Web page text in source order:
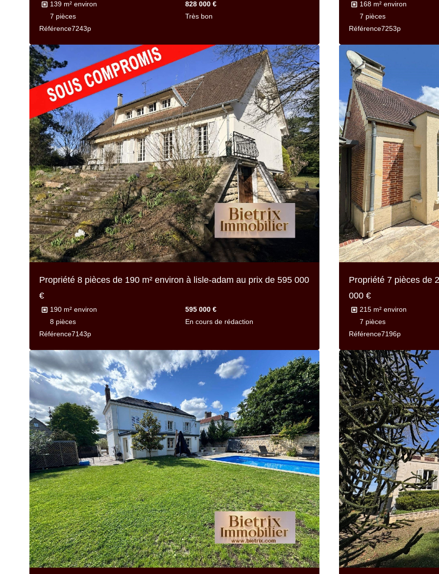
139 m² environ
828 000 €
7 pièces
Très bon
Référence7243p
168 m² environ
7 pièces
Référence7253p
Propriété 8 pièces de 190 m² environ à lisle-adam au prix de 595 000
€
190 m² environ
595 000 €
8 pièces
En cours de rédaction
Référence7143p
Propriété 7 pièces de
000 €
215 m² environ
7 pièces
Référence7196p